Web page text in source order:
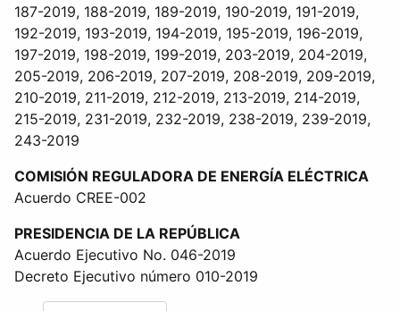
187-2019, 188-2019, 189-2019, 190-2019, 191-2019,
192-2019, 193-2019, 194-2019, 195-2019, 196-2019,
197-2019, 198-2019, 199-2019, 203-2019, 204-2019,
205-2019, 206-2019, 207-2019, 208-2019, 209-2019,
210-2019, 211-2019, 212-2019, 213-2019, 214-2019,
215-2019, 231-2019, 232-2019, 238-2019, 239-2019,
243-2019
COMISIÓN REGULADORA DE ENERGÍA ELÉCTRICA
Acuerdo CREE-002
PRESIDENCIA DE LA REPÚBLICA
Acuerdo Ejecutivo No. 046-2019
Decreto Ejecutivo número 010-2019